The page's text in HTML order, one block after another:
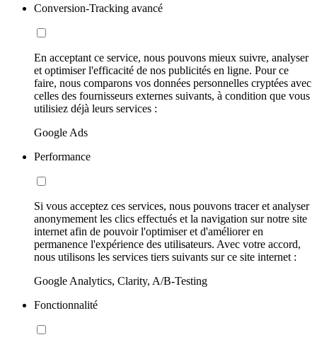
Conversion-Tracking avancé
En acceptant ce service, nous pouvons mieux suivre, analyser
et optimiser l'efficacité de nos publicités en ligne. Pour ce
faire, nous comparons vos données personnelles cryptées avec
celles des fournisseurs externes suivants, à condition que vous
utilisiez déjà leurs services :
Google Ads
Performance
Si vous acceptez ces services, nous pouvons tracer et analyser
anonymement les clics effectués et la navigation sur notre site
internet afin de pouvoir l'optimiser et d'améliorer en
permanence l'expérience des utilisateurs. Avec votre accord,
nous utilisons les services tiers suivants sur ce site internet :
Google Analytics, Clarity, A/B-Testing
Fonctionnalité